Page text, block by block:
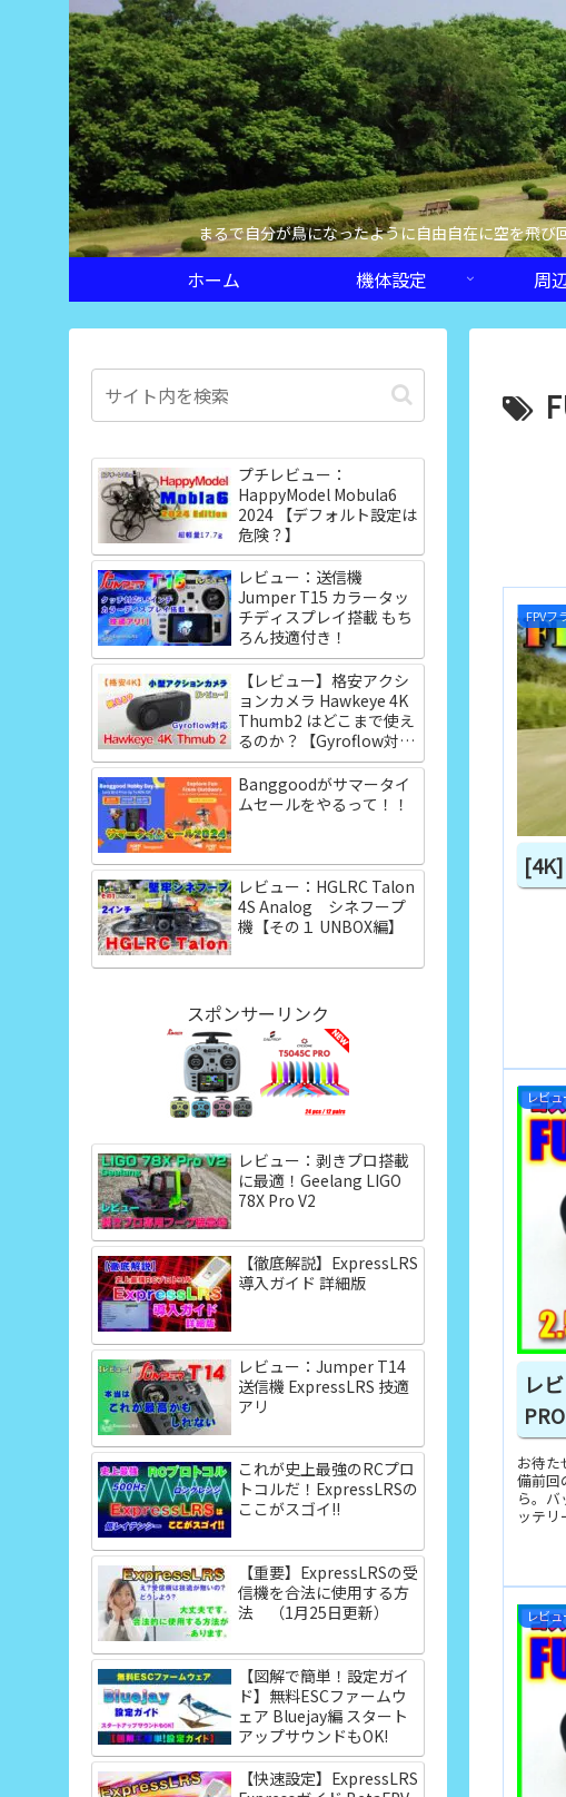
まるで自分が鳥になったように自由自在に空を飛
ホーム 機体設定 周
FPVフ
レビュ
レ
お待た
備前回
ら。
ッテ
レビ
プチレビュー：
HappyModel Mobula6
2024 【デフォルト設定は
危険？】
レビュー：送信機
Jumper T15 カラータッ
チディスプレイ搭載 もち
ろん技適付き！
【レビュー】格安アクシ
ョンカメラ Hawkeye 4K
Thumb2 はどこまで使え
るのか？【Gyroflow対
応】
Banggoodがサマータイ
ムセールをやるって！！
レビュー：HGLRC Talon
4S Analog シネフープ
機【その１ UNBOX編】
スポンサーリンク
レビュー：剥きプロ搭載
に最適！Geelang LIGO
78X Pro V2
【徹底解説】ExpressLRS
導入ガイド 詳細版
レビュー：Jumper T14
送信機 ExpressLRS 技適
アリ
これが史上最強のRCプロ
トコルだ！ExpressLRSの
ここがスゴイ!!
【重要】ExpressLRSの受
信機を合法に使用する方
法 （1月25日更新）
【図解で簡単！設定ガイ
ド】無料ESCファームウ
ェア Bluejay編 スタート
アップサウンドもOK!
【快速設定】ExpressLRS